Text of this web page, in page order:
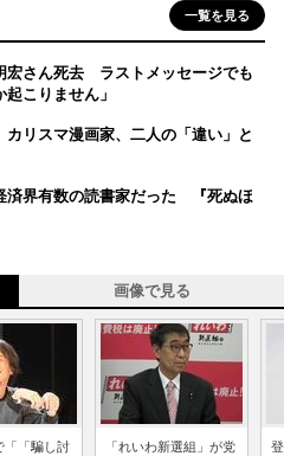
一覧を見る
宏さん死去 ラストメッセージでも
こりません」
リスマ漫画家、二人の「違い」と
済界有数の読書家だった 『死ぬほ
画像で見る
「「騙し討
「れいわ新選組」が党